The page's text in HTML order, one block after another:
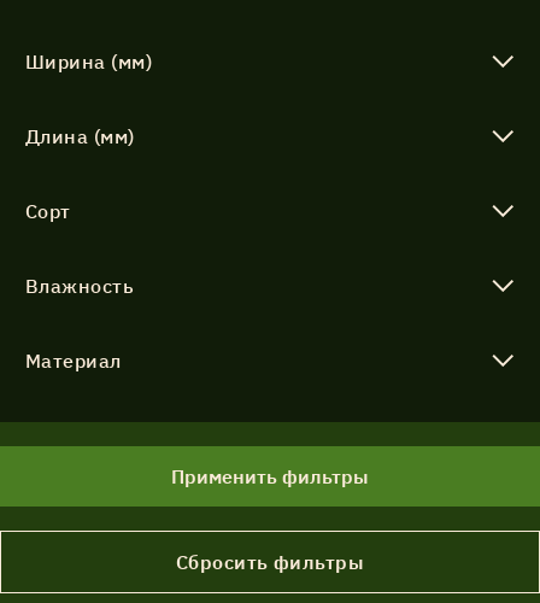
Ширина (мм)
Длина (мм)
Сорт
Влажность
Материал
Применить фильтры
Сбросить фильтры